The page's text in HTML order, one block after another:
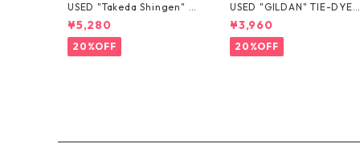
USED "Takeda Shingen" T
EE
¥5,280
20%OFF
USED "GILDAN" TIE-DYE
EE
¥3,960
20%OFF